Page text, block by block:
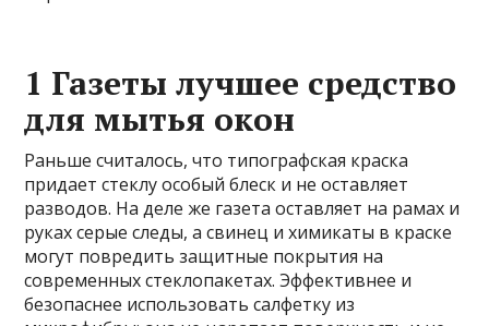
1 Газеты лучшее средство
для мытья окон
Раньше считалось, что типографская краска
придает стеклу особый блеск и не оставляет
разводов. На деле же газета оставляет на рамах и
руках серые следы, а свинец и химикаты в краске
могут повредить защитные покрытия на
современных стеклопакетах. Эффективнее и
безопаснее использовать салфетку из